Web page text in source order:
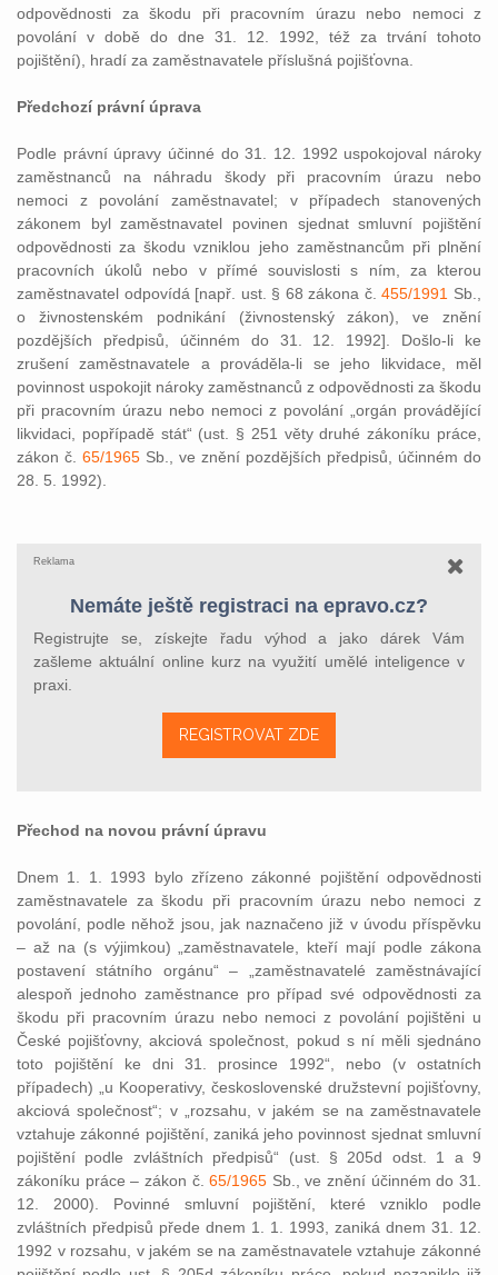
odpovědnosti za škodu při pracovním úrazu nebo nemoci z
povolání v době do dne 31. 12. 1992, též za trvání tohoto
pojištění), hradí za zaměstnavatele příslušná pojišťovna.
Předchozí právní úprava
Podle právní úpravy účinné do 31. 12. 1992 uspokojoval nároky
zaměstnanců na náhradu škody při pracovním úrazu nebo
nemoci z povolání zaměstnavatel; v případech stanovených
zákonem byl zaměstnavatel povinen sjednat smluvní pojištění
odpovědnosti za škodu vzniklou jeho zaměstnancům při plnění
pracovních úkolů nebo v přímé souvislosti s ním, za kterou
zaměstnavatel odpovídá [např. ust. § 68 zákona č.455/1991 Sb.,
o živnostenském podnikání (živnostenský zákon), ve znění
pozdějších předpisů, účinném do 31. 12. 1992]. Došlo-li ke
zrušení zaměstnavatele a prováděla-li se jeho likvidace, měl
povinnost uspokojit nároky zaměstnanců z odpovědnosti za škodu
při pracovním úrazu nebo nemoci z povolání „orgán provádějící
likvidaci, popřípadě stát“ (ust. § 251 věty druhé zákoníku práce,
zákon č. 65/1965 Sb., ve znění pozdějších předpisů, účinném do
28. 5. 1992).
Reklama
Nemáte ještě registraci na epravo.cz?
Registrujte se, získejte řadu výhod a jako dárek Vám
zašleme aktuální online kurz na využití umělé inteligence v
praxi.
REGISTROVAT ZDE
Přechod na novou právní úpravu
Dnem 1. 1. 1993 bylo zřízeno zákonné pojištění odpovědnosti
zaměstnavatele za škodu při pracovním úrazu nebo nemoci z
povolání, podle něhož jsou, jak naznačeno již v úvodu příspěvku
– až na (s výjimkou) „zaměstnavatele, kteří mají podle zákona
postavení státního orgánu“ – „zaměstnavatelé zaměstnávající
alespoň jednoho zaměstnance pro případ své odpovědnosti za
škodu při pracovním úrazu nebo nemoci z povolání pojištěni u
České pojišťovny, akciová společnost, pokud s ní měli sjednáno
toto pojištění ke dni 31. prosince 1992“, nebo (v ostatních
případech) „u Kooperativy, československé družstevní pojišťovny,
akciová společnost“; v „rozsahu, v jakém se na zaměstnavatele
vztahuje zákonné pojištění, zaniká jeho povinnost sjednat smluvní
pojištění podle zvláštních předpisů“ (ust. § 205d odst. 1 a 9
zákoníku práce – zákon č.65/1965 Sb., ve znění účinném do 31.
12. 2000). Povinné smluvní pojištění, které vzniklo podle
zvláštních předpisů přede dnem 1. 1. 1993, zaniká dnem 31. 12.
1992 v rozsahu, v jakém se na zaměstnavatele vztahuje zákonné